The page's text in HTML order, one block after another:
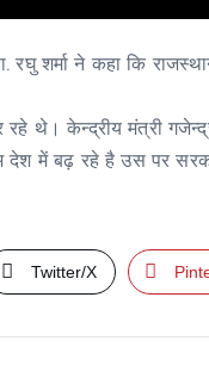
रघु शर्मा ने कहा कि
रहे थे। केन्द्रीय मंत्री
देश में बढ़ रहे है उस पर
Twitter/X